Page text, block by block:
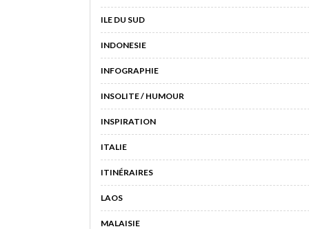
ILE DU SUD
INDONESIE
INFOGRAPHIE
INSOLITE / HUMOUR
INSPIRATION
ITALIE
ITINÉRAIRES
LAOS
MALAISIE